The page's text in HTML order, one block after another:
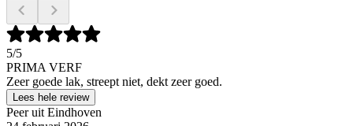
5/5
PRIMA VERF
Zeer goede lak, streept niet, dekt zeer goed.
Lees hele review
Peer uit Eindhoven